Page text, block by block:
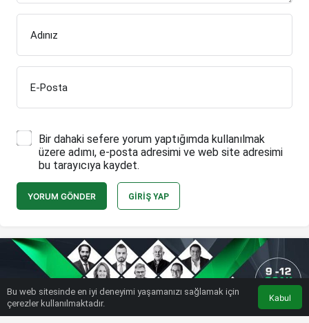
Adınız
E-Posta
Bir dahaki sefere yorum yaptığımda kullanılmak
üzere adımı, e-posta adresimi ve web site adresimi
bu tarayıcıya kaydet.
YORUM GÖNDER GIRIŞ YAP
Bu web sitesinde en iyi deneyimi yaşamanızı sağlamak için
çerezler kullanılmaktadır.
Kabul